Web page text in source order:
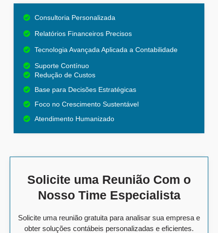
Consultoria Personalizada
Relatórios Financeiros Precisos
Tecnologia Avançada Aplicada a Contabilidade
Suporte Contínuo
Redução de Custos
Base para Decisões Estratégicas
Foco no Crescimento Sustentável
Atendimento Humanizado
Solicite uma Reunião Com o
Nosso Time Especialista
Solicite uma reunião gratuita para analisar sua empresa e
obter soluções contábeis personalizadas e eficientes.